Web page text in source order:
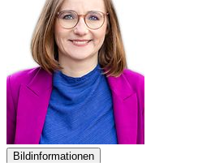
Bildinformationen